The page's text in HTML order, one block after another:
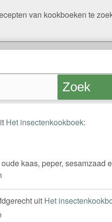
van kookboeken te
Zoek
Het insectenkookboek:
kaas, peper, sesamzaad
uit Het